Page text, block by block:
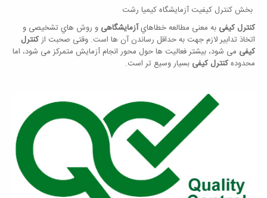
بخش کنترل کیفیت آزمایشگاه کیمیا رشت
کنترل کیفی به معنی مطالعه خطاهايآزمایشگاهی و روش هاي تشخیصی و
اتخاذ تدابیر لازم جهت به حداقل رساندن آن ها است. وقتی صحبت ازکنترل
کیفی می شود، بیشتر فعالیت ها حول محور انجام آزمایش متمرکز می شود، اما
محدودهکنترل کیفی بسیار وسیع تر است.